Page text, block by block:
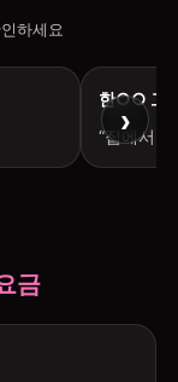
하세요
한○○ 고
“집에서
›
금